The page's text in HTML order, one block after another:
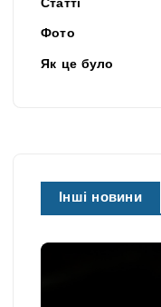
Статті
Фото
Як це було
Інші новини